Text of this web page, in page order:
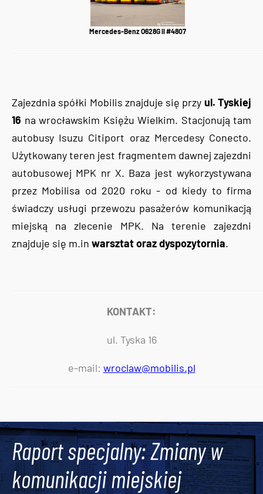
Mercedes-Benz O628G II #4807
Zajezdnia spółki Mobilis znajduje się przy ul. Tyskiej
16 na wrocławskim Księżu Wielkim. Stacjonują tam
autobusy Isuzu Citiport oraz Mercedesy Conecto.
Użytkowany teren jest fragmentem dawnej zajezdni
autobusowej MPK nr X. Baza jest wykorzystywana
przez Mobilisa od 2020 roku - od kiedy to firma
świadczy usługi przewozu pasażerów komunikacją
miejską na zlecenie MPK. Na terenie zajezdni
znajduje się m.in warsztat oraz dyspozytornia.
KONTAKT:
ul. Tyska 16
e-mail: wroclaw@mobilis.pl
Raport specjalny: Zmiany w
komunikacji miejskiej